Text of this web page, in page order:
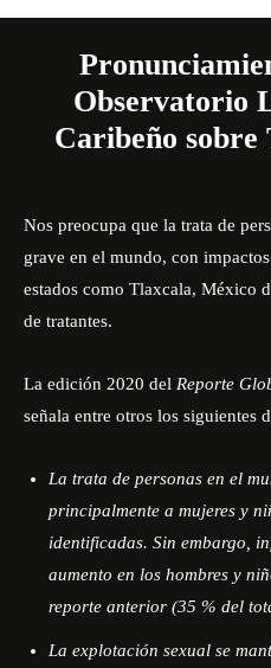
Observatorio
Caribeño
Nos preocupa que la trata de
grave en el mundo, con
estados como Tlaxcala, México
de tratantes.
La edición 2020 del Reporte
señala entre otros los siguientes
La trata de personas en el
principalmente a mujeres y
identificadas. Sin embargo,
aumento en los hombres y
reporte anterior (35 % del
La explotación sexual se